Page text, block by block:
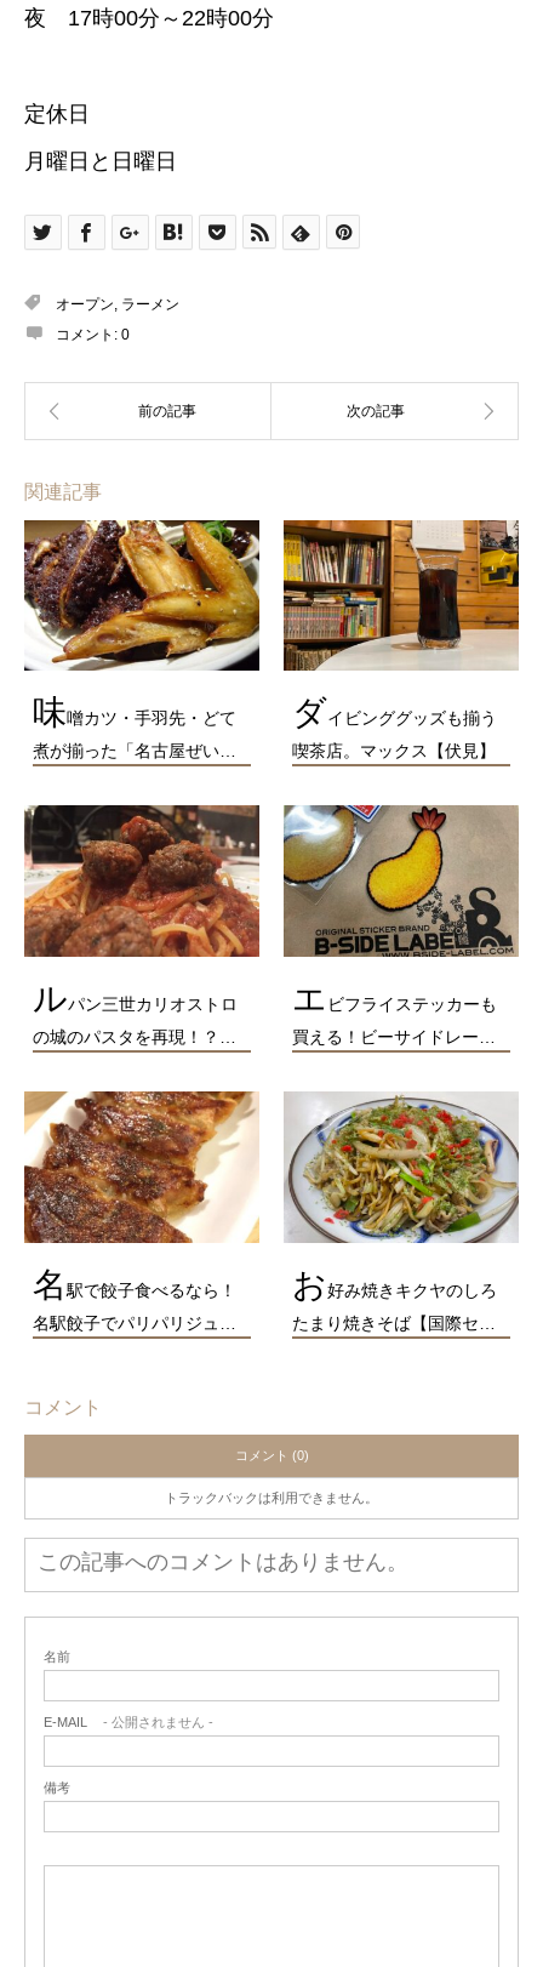
夜 17時00分～22時00分
定休日
月曜日と日曜日
オープン ラーメン
コメント: 0
関連記事
味噌カツ・手羽先・どて
煮が揃った「名古屋ぜい…
ダイビンググッズも揃う
喫茶店。マックス【伏見】
ルパン三世カリオストロ
の城のパスタを再現！？…
エ ビフライステッカーも
買える！ビーサイドレー…
名 駅で餃子食べるなら！
名駅餃子でパリパリジュ…
お好み焼きキクヤのしろ
たまり焼きそば【国際セ…
コメント
コメント (0)
トラックバックは利用できません。
この記事へのコメントはありません。
名前
E-MAIL - 公開されません -
備考